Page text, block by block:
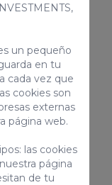
Golf 1
un pequeño
en tu
cada vez que
cookies son
externas
página web.
las cookies
página
de tu